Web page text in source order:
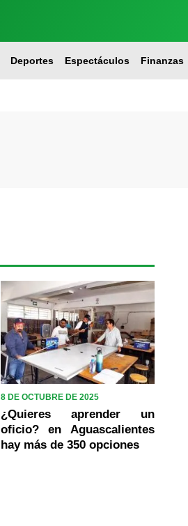
Deportes Espectáculos Finanzas
8 DE OCTUBRE DE 2025
¿Quieres aprender un
oficio? en Aguascalientes
hay más de 350 opciones